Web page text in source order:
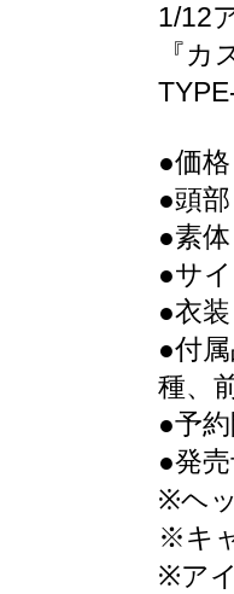
1/12
『カ
●価
●頭
●素
●サ
●衣
●付
種、
●予
●発
※ヘ
※キ
※ア